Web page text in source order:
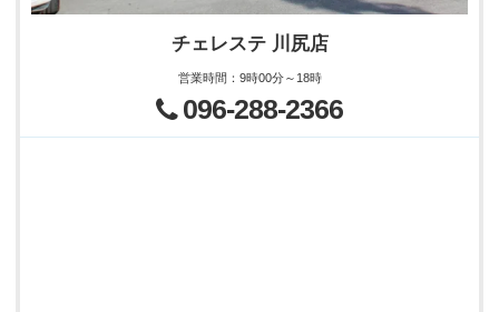
チェレステ 川尻店
営業時間 ： 9時00分～18時
096-288-2366